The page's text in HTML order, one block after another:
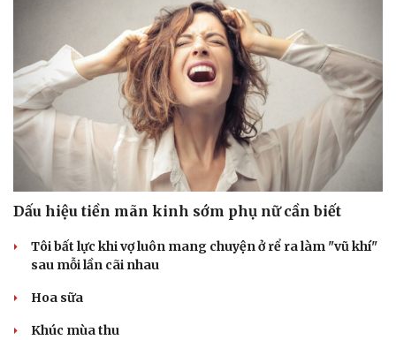
Dấu hiệu tiền mãn kinh sớm phụ nữ cần biết
Tôi bất lực khi vợ luôn mang chuyện ở rể ra làm "vũ khí"
sau mỗi lần cãi nhau
Hoa sữa
Khúc mùa thu